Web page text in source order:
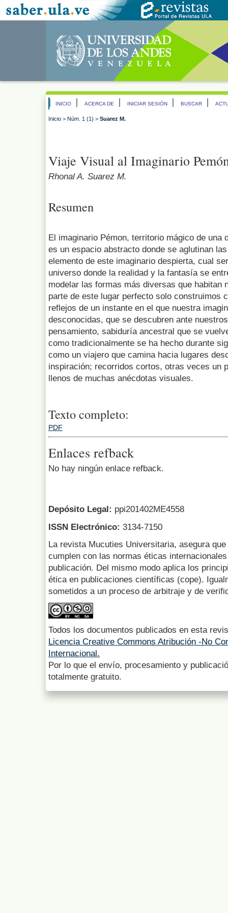
INICIO ACERCA DE INICIAR SESIÓN BUSCAR
Inicio > Núm. 1 (1) > Suarez M.
Viaje Visual al Imaginario
Rhonal A. Suarez M.
Resumen
El imaginario Pémon, territorio mágico de una
es un espacio abstracto donde se aglutinan
elemento de este imaginario despierta, cual
universo donde la realidad y la fantasía se
modelar las formas más diversas que habitan
parte de este lugar perfecto solo construimos
reflejos de un instante en el que nuestra
desconocidas, que se descubren ante
pensamiento, sabiduría ancestral que se
como tradicionalmente se ha hecho durante
como un viajero que camina hacia lugares
inspiración; recorridos cortos, otras veces un
llenos de muchas anécdotas visuales.
Texto completo:
PDF
Enlaces refback
No hay ningún enlace refback.
Depósito Legal: ppi201402ME4558
ISSN Electrónico: 3134-7150
La revista Mucuties Universitaria, asegura
cumplen con las normas éticas
publicación. Del mismo modo aplica los
ética en publicaciones científicas (cope).
sometidos a un proceso de arbitraje y de
Todos los documentos publicados en esta
Licencia Creative Commons Atribución -No
Internacional.
Por lo que el envío, procesamiento y
totalmente gratuito.